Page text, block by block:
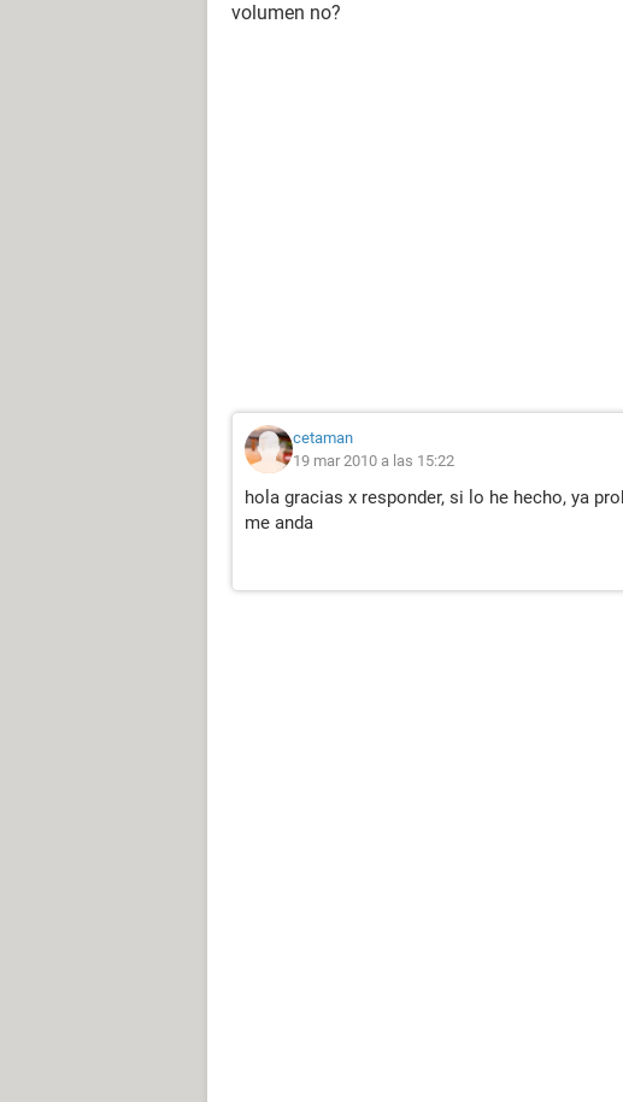
volumen no?
cetaman
19 mar 2010 a las 15:22
hola gracias x responder, si lo he hecho, ya
me anda